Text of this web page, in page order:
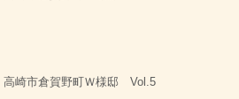
崎市倉賀野町Ｗ様邸 Vol.5